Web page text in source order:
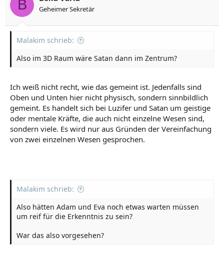
B Geheimer Sekretär
Malakim schrieb:
Also im 3D Raum wäre Satan dann im Zentrum?
Ich weiß nicht recht, wie das gemeint ist. Jedenfalls sind
Oben und Unten hier nicht physisch, sondern sinnbildlich
gemeint. Es handelt sich bei Luzifer und Satan um geistige
oder mentale Kräfte, die auch nicht einzelne Wesen sind,
sondern viele. Es wird nur aus Gründen der Vereinfachung
von zwei einzelnen Wesen gesprochen.
Malakim schrieb:
Also hätten Adam und Eva noch etwas warten müssen
um reif für die Erkenntnis zu sein?
War das also vorgesehen?